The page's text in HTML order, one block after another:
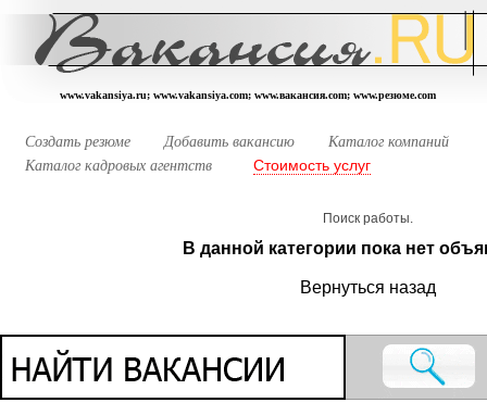
www.vakansiya.ru; www.vakansiya.com; www.вакансия.com; www.резюме.com
Создать резюме Добавить вакансию
Каталог компаний
Каталог кадровых агентств
Стоимость услуг
Поиск работы.
В данной категории пока нет
Вернуться назад